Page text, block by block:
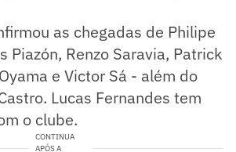
as chegadas de Philipe
Piazón, Renzo Saravia, Patrick
e Victor Sá - além do
Lucas Fernandes tem
o clube.
CONTINUA
APÓS A